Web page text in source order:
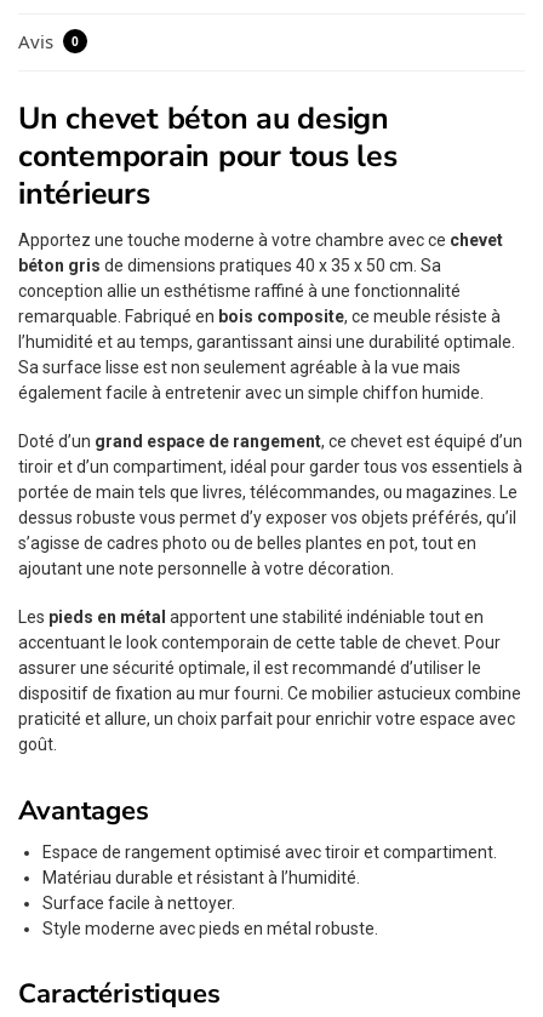
Avis 0
Un chevet béton au design
contemporain pour tous les
intérieurs
Apportez une touche moderne à votre chambre avec ce chevet
béton gris de dimensions pratiques 40 x 35 x 50 cm. Sa
conception allie un esthétisme raffiné à une fonctionnalité
remarquable. Fabriqué en bois composite, ce meuble résiste à
l’humidité et au temps, garantissant ainsi une durabilité optimale.
Sa surface lisse est non seulement agréable à la vue mais
également facile à entretenir avec un simple chiffon humide.
Doté d’un grand espace de rangement, ce chevet est équipé d’un
tiroir et d’un compartiment, idéal pour garder tous vos essentiels à
portée de main tels que livres, télécommandes, ou magazines. Le
dessus robuste vous permet d’y exposer vos objets préférés, qu’il
s’agisse de cadres photo ou de belles plantes en pot, tout en
ajoutant une note personnelle à votre décoration.
Les pieds en métal apportent une stabilité indéniable tout en
accentuant le look contemporain de cette table de chevet. Pour
assurer une sécurité optimale, il est recommandé d’utiliser le
dispositif de fixation au mur fourni. Ce mobilier astucieux combine
praticité et allure, un choix parfait pour enrichir votre espace avec
goût.
Avantages
Espace de rangement optimisé avec tiroir et compartiment.
Matériau durable et résistant à l’humidité.
Surface facile à nettoyer.
Style moderne avec pieds en métal robuste.
Caractéristiques